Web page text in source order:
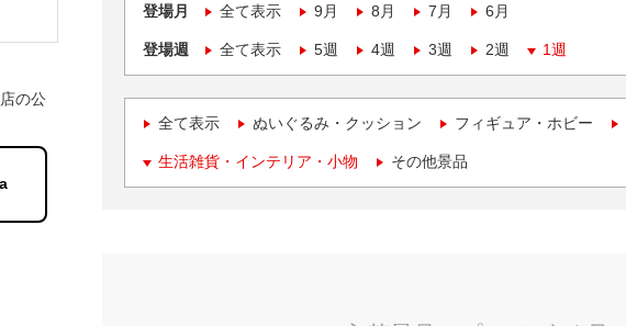
登場月 全て表示 9月 8月 7月 6月
登場週 全て表示 5週 4週 3週 2週 1週
全て表示 ぬいぐるみ・クッション フィギュア・ホビー
生活雑貨・インテリア・小物 その他景品
の公